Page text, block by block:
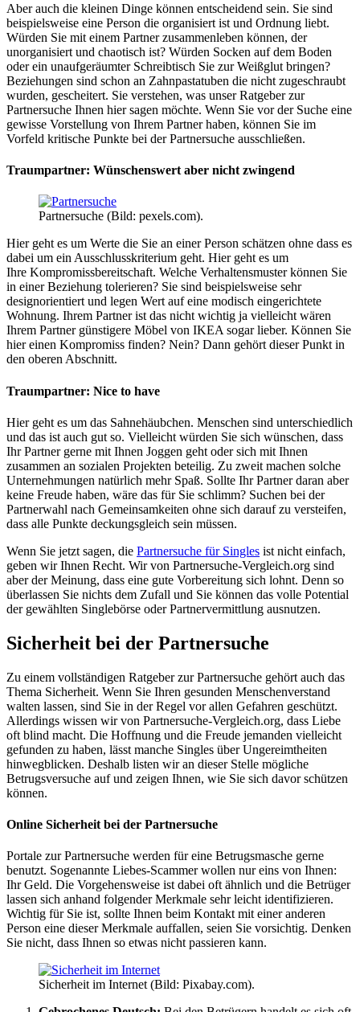
Aber auch die kleinen Dinge können entscheidend sein. Sie sind
beispielsweise eine Person die organisiert ist und Ordnung liebt.
Würden Sie mit einem Partner zusammenleben können, der
unorganisiert und chaotisch ist? Würden Socken auf dem Boden
oder ein unaufgeräumter Schreibtisch Sie zur Weißglut bringen?
Beziehungen sind schon an Zahnpastatuben die nicht zugeschraubt
wurden, gescheitert. Sie verstehen, was unser Ratgeber zur
Partnersuche Ihnen hier sagen möchte. Wenn Sie vor der Suche eine
gewisse Vorstellung von Ihrem Partner haben, können Sie im
Vorfeld kritische Punkte bei der Partnersuche ausschließen.
Traumpartner: Wünschenswert aber nicht zwingend
Partnersuche (Bild: pexels.com).
Hier geht es um Werte die Sie an einer Person schätzen ohne dass es
dabei um ein Ausschlusskriterium geht. Hier geht es um
Ihre Kompromissbereitschaft. Welche Verhaltensmuster können Sie
in einer Beziehung tolerieren? Sie sind beispielsweise sehr
designorientiert und legen Wert auf eine modisch eingerichtete
Wohnung. Ihrem Partner ist das nicht wichtig ja vielleicht wären
Ihrem Partner günstigere Möbel von IKEA sogar lieber. Können Sie
hier einen Kompromiss finden? Nein? Dann gehört dieser Punkt in
den oberen Abschnitt.
Traumpartner: Nice to have
Hier geht es um das Sahnehäubchen. Menschen sind unterschiedlich
und das ist auch gut so. Vielleicht würden Sie sich wünschen, dass
Ihr Partner gerne mit Ihnen Joggen geht oder sich mit Ihnen
zusammen an sozialen Projekten beteilig. Zu zweit machen solche
Unternehmungen natürlich mehr Spaß. Sollte Ihr Partner daran aber
keine Freude haben, wäre das für Sie schlimm? Suchen bei der
Partnerwahl nach Gemeinsamkeiten ohne sich darauf zu versteifen,
dass alle Punkte deckungsgleich sein müssen.
Wenn Sie jetzt sagen, die Partnersuche für Singles ist nicht einfach,
geben wir Ihnen Recht. Wir von Partnersuche-Vergleich.org sind
aber der Meinung, dass eine gute Vorbereitung sich lohnt. Denn so
überlassen Sie nichts dem Zufall und Sie können das volle Potential
der gewählten Singlebörse oder Partnervermittlung ausnutzen.
Sicherheit bei der Partnersuche
Zu einem vollständigen Ratgeber zur Partnersuche gehört auch das
Thema Sicherheit. Wenn Sie Ihren gesunden Menschenverstand
walten lassen, sind Sie in der Regel vor allen Gefahren geschützt.
Allerdings wissen wir von Partnersuche-Vergleich.org, dass Liebe
oft blind macht. Die Hoffnung und die Freude jemanden vielleicht
gefunden zu haben, lässt manche Singles über Ungereimtheiten
hinwegblicken. Deshalb listen wir an dieser Stelle mögliche
Betrugsversuche auf und zeigen Ihnen, wie Sie sich davor schützen
können.
Online Sicherheit bei der Partnersuche
Portale zur Partnersuche werden für eine Betrugsmasche gerne
benutzt. Sogenannte Liebes-Scammer wollen nur eins von Ihnen:
Ihr Geld. Die Vorgehensweise ist dabei oft ähnlich und die Betrüger
lassen sich anhand folgender Merkmale sehr leicht identifizieren.
Wichtig für Sie ist, sollte Ihnen beim Kontakt mit einer anderen
Person eine dieser Merkmale auffallen, seien Sie vorsichtig. Denken
Sie nicht, dass Ihnen so etwas nicht passieren kann.
Sicherheit im Internet (Bild: Pixabay.com).